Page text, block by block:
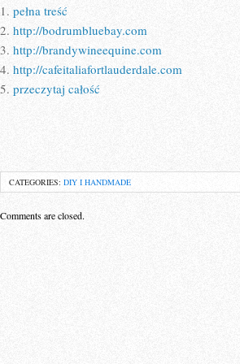
1. pełna treść
2. http://bodrumbluebay.com
3. http://brandywineequine.com
4. http://cafeitaliafortlauderdale.com
5. przeczytaj całość
CATEGORIES: DIY I HANDMADE
Comments are closed.